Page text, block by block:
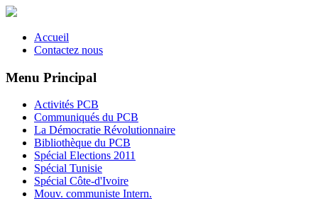
Accueil
Contactez nous
Menu Principal
Activités PCB
Communiqués du PCB
La Démocratie Révolutionnaire
Bibliothèque du PCB
Spécial Elections 2011
Spécial Tunisie
Spécial Côte-d'Ivoire
Mouv. communiste Intern.